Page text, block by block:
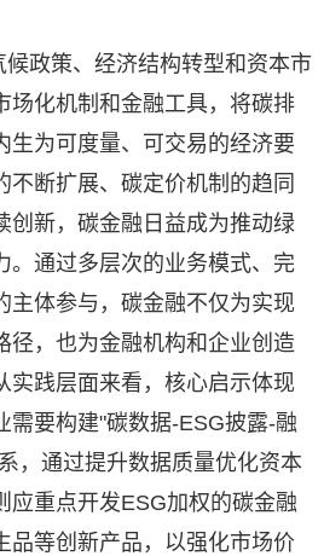
政策、经济结构转型和资本市
场化机制和金融工具，将碳排
生为可度量、可交易的经济要
不断扩展、碳定价机制的趋同
创新，碳金融日益成为推动绿
。通过多层次的业务模式、完
主体参与，碳金融不仅为实现
径，也为金融机构和企业创造
实践层面来看，核心启示体现
需要构建"碳数据-ESG披露-融
，通过提升数据质量优化资本
应重点开发ESG加权的碳金融
品等创新产品，以强化市场价